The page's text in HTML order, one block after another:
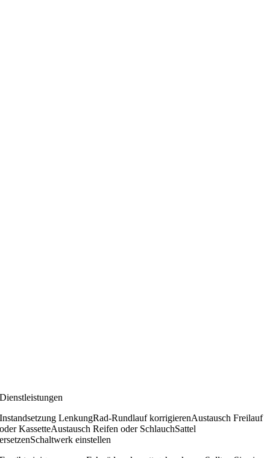
Dienstleistungen
Instandsetzung LenkungRad-Rundlauf korrigierenAustausch Freilauf
oder KassetteAustausch Reifen oder SchlauchSattel
ersetzenSchaltwerk einstellen